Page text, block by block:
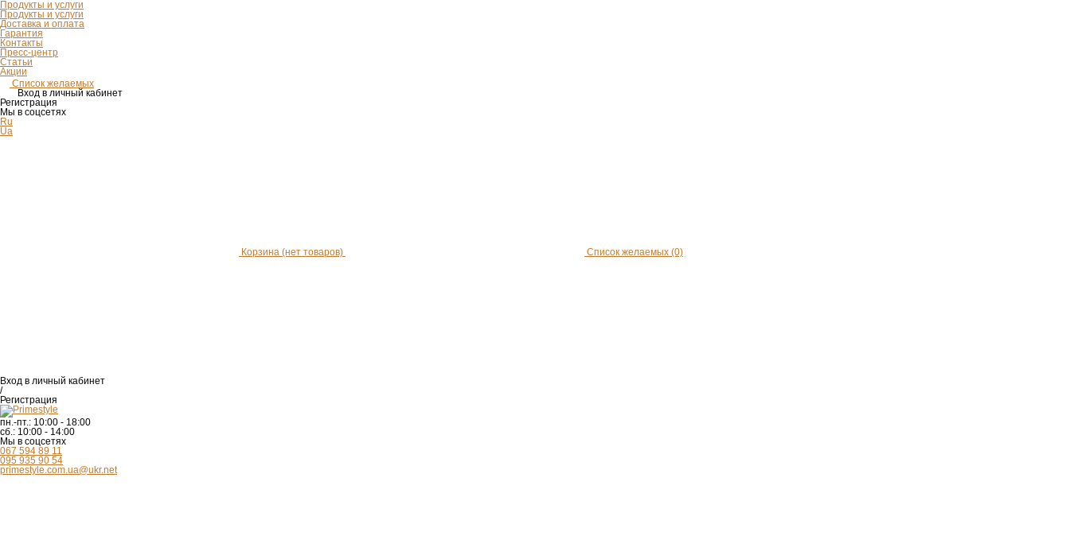
Продукты и услуги
Продукты и услуги
Доставка и оплата
Гарантия
Контакты
Пресс-центр
Статьи
Акции
Список желаемых
Вход в личный кабинет
Регистрация
Мы в соцсетях
Ru
Ua
Корзина (нет товаров) Список желаемых (0)
Вход в личный кабинет
/
Регистрация
пн.-пт.: 10:00 - 18:00
сб.: 10:00 - 14:00
Мы в соцсетях
067 594 89 11
095 935 90 54
primestyle.com.ua@ukr.net